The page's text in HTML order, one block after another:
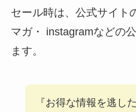
セール時は、公式サイト
マガ・ instagramなどの
ます。
『お得な情報を逃し